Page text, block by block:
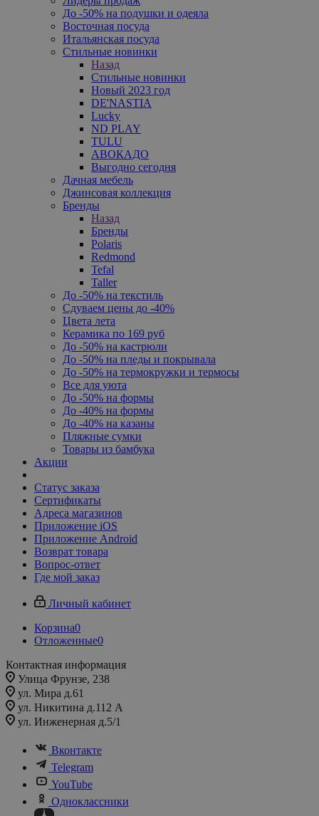
До -50% на подушки и одеяла
Восточная посуда
Итальянская посуда
Стильные новинки
Назад
Стильные новинки
Новый 2023 год
DE'NASTIA
Lucky
ND PLAY
TULU
АВОКАДО
Выгодно сегодня
Дачная мебель
Джинсовая коллекция
Бренды
Назад
Бренды
Polaris
Redmond
Tefal
Taller
До -50% на текстиль
Сдуваем цены до -40%
Цвета лета
Керамика по 169 руб
До -50% на кастрюли
До -50% на пледы и покрывала
До -50% на термокружки и термосы
Все для уюта
До -50% на формы
До -40% на формы
До -40% на казаны
Пляжные сумки
Товары из бамбука
Акции
Статус заказа
Сертификаты
Адреса магазинов
Приложение iOS
Приложение Android
Возврат товара
Вопрос-ответ
Где мой заказ
Личный кабинет
Корзина0
Отложенные0
Контактная информация
Улица Фрунзе, 238​
ул. Мира д.61
ул. Никитина д.112 А
ул. Инженерная д.5/1
Вконтакте
Telegram
YouTube
Одноклассники